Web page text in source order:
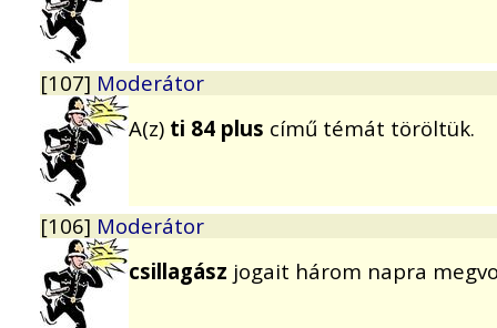
[107] Moderátor
A(z) ti 84 plus című témát töröltük.
[106] Moderátor
csillagász jogait három napra